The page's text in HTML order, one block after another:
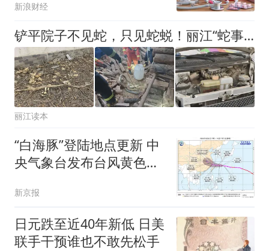
新浪财经
铲平院子不见蛇，只见蛇蜕！丽江“蛇事”频发，这些地方须警惕
丽江读本
“白海豚”登陆地点更新 中
央气象台发布台风黄色预
新京报
日元跌至近40年新低 日美
联手干预谁也不敢先松手